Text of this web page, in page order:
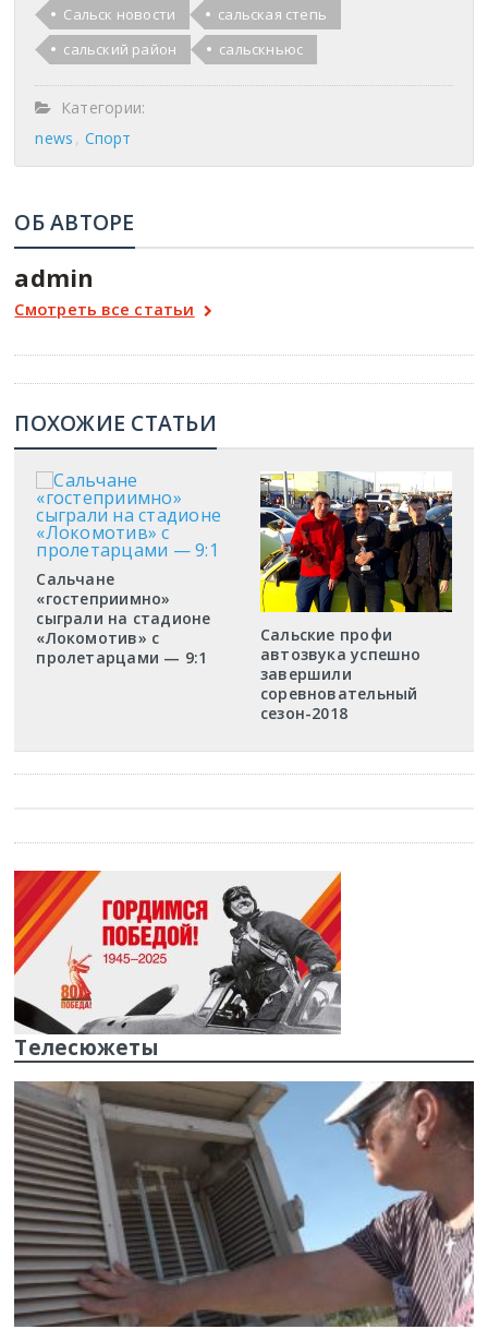
Сальск новости
сальская степь
сальский район
сальскньюс
Категории:
news
Спорт
ОБ АВТОРЕ
admin
Смотреть все статьи
ПОХОЖИЕ СТАТЬИ
Сальчане
«гостеприимно»
сыграли на стадионе
«Локомотив» с
пролетарцами — 9:1
Сальские профи
автозвука успешно
завершили
соревновательный
сезон-2018
Телесюжеты